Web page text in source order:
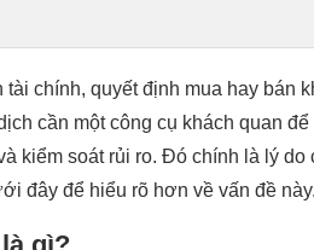
tài chính, quyết định mua hay bán
cần một công cụ khách quan
kiểm soát rủi ro. Đó chính là lý
đây để hiểu rõ hơn về vấn đề này.